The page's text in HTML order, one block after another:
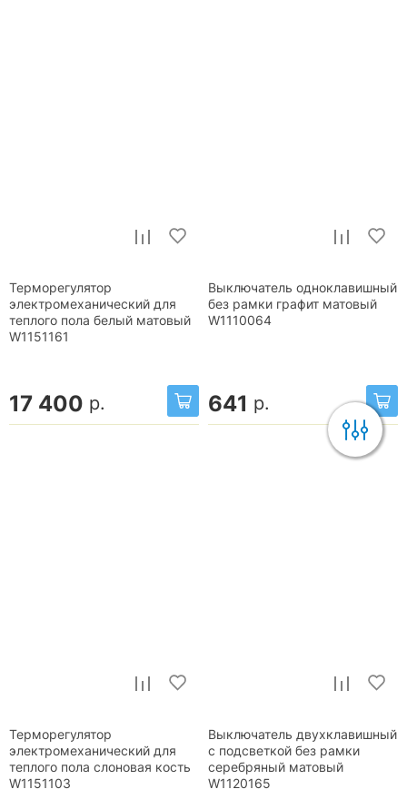
Терморегулятор
электромеханический для
теплого пола белый матовый
W1151161
17 400 р.
Выключатель одноклавишный
без рамки графит матовый
W1110064
641 р.
Терморегулятор
электромеханический для
теплого пола слоновая кость
W1151103
Выключатель двухклавишный
с подсветкой без рамки
серебряный матовый
W1120165